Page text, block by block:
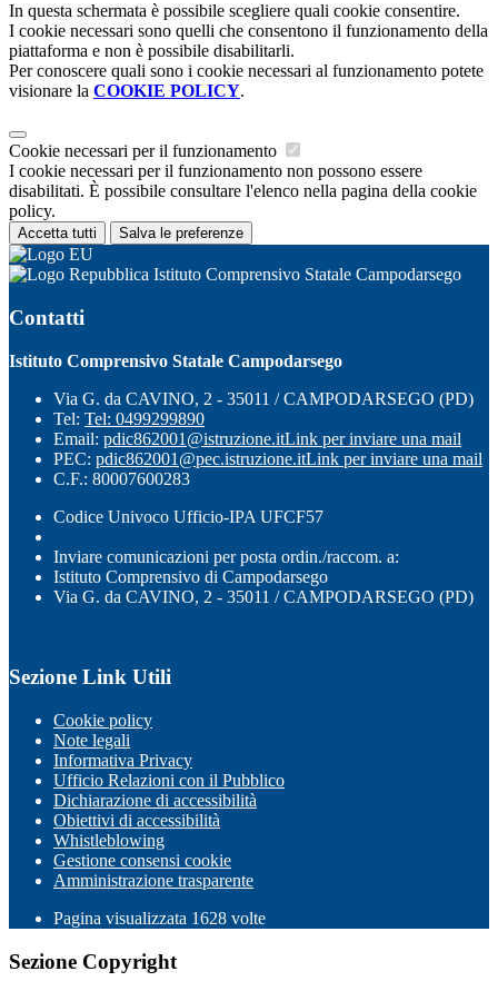
In questa schermata è possibile scegliere quali cookie consentire.
I cookie necessari sono quelli che consentono il funzionamento della
piattaforma e non è possibile disabilitarli.
Per conoscere quali sono i cookie necessari al funzionamento potete
visionare la COOKIE POLICY.
Cookie necessari per il funzionamento
I cookie necessari per il funzionamento non possono essere
disabilitati. È possibile consultare l'elenco nella pagina della cookie
policy.
Accetta tutti Salva le preferenze
Istituto Comprensivo Statale Campodarsego
Contatti
Istituto Comprensivo Statale Campodarsego
Via G. da CAVINO, 2 - 35011 / CAMPODARSEGO (PD)
Tel: Tel: 0499299890
Email: pdic862001@istruzione.itLink per inviare una mail
PEC: pdic862001@pec.istruzione.itLink per inviare una mail
C.F.: 80007600283
Codice Univoco Ufficio-IPA UFCF57
Inviare comunicazioni per posta ordin./raccom. a:
Istituto Comprensivo di Campodarsego
Via G. da CAVINO, 2 - 35011 / CAMPODARSEGO (PD)
Sezione Link Utili
Cookie policy
Note legali
Informativa Privacy
Ufficio Relazioni con il Pubblico
Dichiarazione di accessibilità
Obiettivi di accessibilità
Whistleblowing
Gestione consensi cookie
Amministrazione trasparente
Pagina visualizzata 1628 volte
Sezione Copyright